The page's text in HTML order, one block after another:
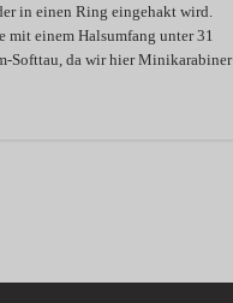
in einen Ring eingehakt wird.
mit einem Halsumfang unter 31
Softtau, da wir hier Minikarabiner